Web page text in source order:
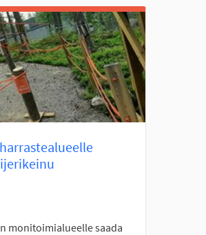
monitoimialueelle saada